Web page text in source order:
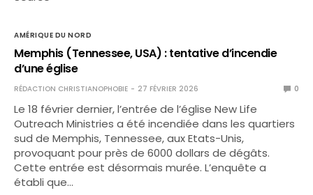
AMÉRIQUE DU NORD
Memphis (Tennessee, USA) : tentative d’incendie
d’une église
RÉDACTION CHRISTIANOPHOBIE 27 FÉVRIER 2026 0
Le 18 février dernier, l’entrée de l’église New Life
Outreach Ministries a été incendiée dans les quartiers
sud de Memphis, Tennessee, aux Etats-Unis,
provoquant pour près de 6000 dollars de dégâts.
Cette entrée est désormais murée. L’enquête a
établi que…